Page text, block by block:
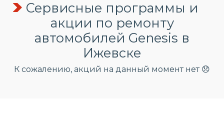
Сервисные программы и
акции по ремонту
автомобилей Genesis в
Ижевске
К сожалению, акций на данный момент нет 😞